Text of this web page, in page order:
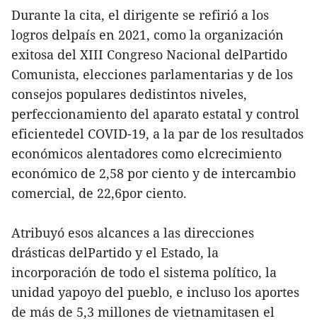
Durante la cita, el dirigente se refirió a los
logros delpaís en 2021, como la organización
exitosa del XIII Congreso Nacional delPartido
Comunista, elecciones parlamentarias y de los
consejos populares dedistintos niveles,
perfeccionamiento del aparato estatal y control
eficientedel COVID-19, a la par de los resultados
económicos alentadores como elcrecimiento
económico de 2,58 por ciento y de intercambio
comercial, de 22,6por ciento.
Atribuyó esos alcances a las direcciones
drásticas delPartido y el Estado, la
incorporación de todo el sistema político, la
unidad yapoyo del pueblo, e incluso los aportes
de más de 5,3 millones de vietnamitasen el